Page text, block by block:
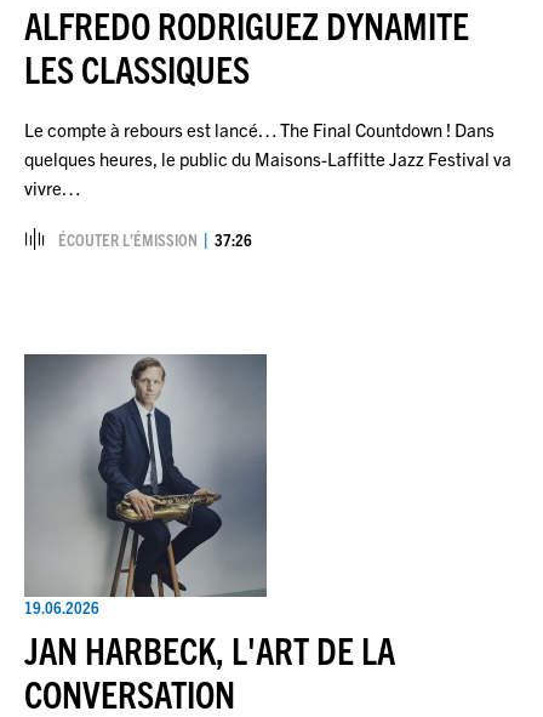
ALFREDO RODRIGUEZ DYNAMITE
LES CLASSIQUES
Le compte à rebours est lancé… The Final Countdown ! Dans
quelques heures, le public du Maisons-Laffitte Jazz Festival va
vivre…
ÉCOUTER L’ÉMISSION 37:26
19.06.2026
JAN HARBECK, L'ART DE LA
CONVERSATION